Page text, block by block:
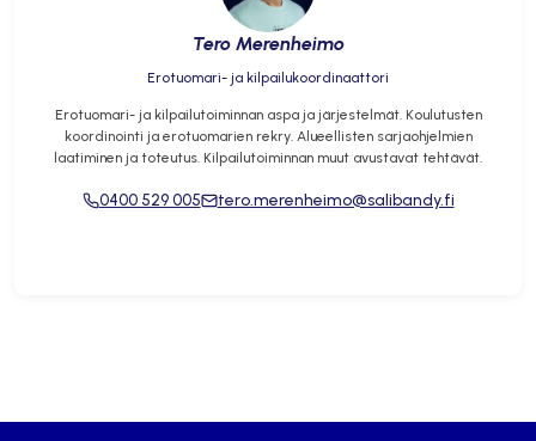
Tero Merenheimo
Erotuomari- ja kilpailukoordinaattori
Erotuomari- ja kilpailutoiminnan aspa ja järjestelmät. Koulutusten
koordinointi ja erotuomarien rekry. Alueellisten sarjaohjelmien
laatiminen ja toteutus. Kilpailutoiminnan muut avustavat tehtävät.
0400 529 005 tero.merenheimo@salibandy.fi